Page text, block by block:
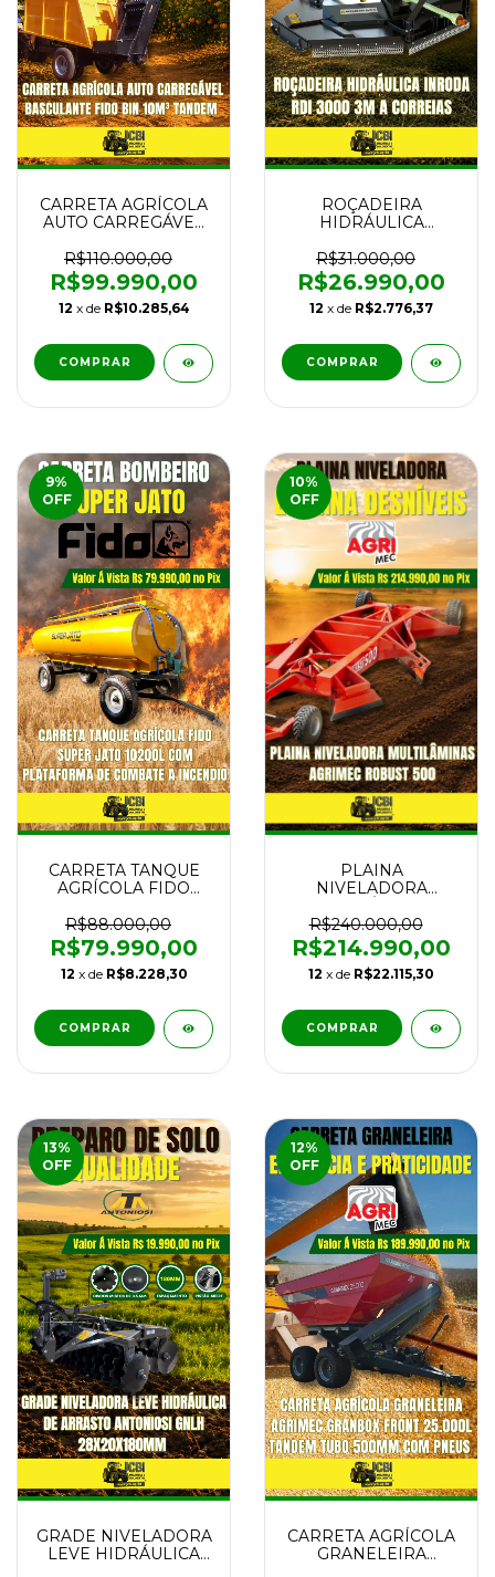
CARRETA AGRÍCOLA
AUTO CARREGÁVEL
BIN 10M³ TANDEM
NOVA
R$110.000,00
R$99.990,00
12 x de R$10.285,64
ROÇADEIRA
HIDRÁULICA
3M A CORREIAS
NOVA
R$31.000,00
R$26.990,00
12 x de R$2.776,37
9%
OFF
CARRETA TANQUE
AGRÍCOLA FIDO
COM PLATAFORMA
DE COMBATE A
INCENDIO AMARELA
R$88.000,00
R$79.990,00
12 x de R$8.228,30
10%
OFF
PLAINA
NIVELADORA
AGRIMEC ROBUST
500 NOVA
R$240.000,00
R$214.990,00
12 x de R$22.115,30
13%
OFF
GRADE NIVELADORA
LEVE HIDRÁULICA
12%
OFF
CARRETA AGRÍCOLA
GRANELEIRA